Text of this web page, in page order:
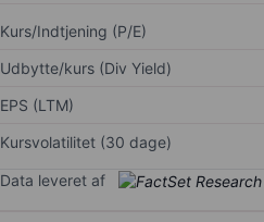
Kurs/Indtjening (P/E)
Udbytte/kurs (Div Yield)
EPS (LTM)
Kursvolatilitet (30 dage)
Data leveret af